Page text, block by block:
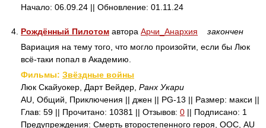
Начало: 06.09.24 || Обновление: 01.11.24
4. Рождённый Пилотом автора Арчи_Анархия
закончен
Вариация на тему того, что могло произойти, если бы Люк
всё-таки попал в Академию.
Фильмы: Звёздные войны
Люк Скайуокер, Дарт Вейдер, Ранх Укари
AU, Общий, Приключения || джен || PG-13 || Размер: макси ||
Глав: 59 || Прочитано: 10381 || Отзывов: 0 || Подписано: 1
Предупреждения: Смерть второстепенного героя, ООС, AU